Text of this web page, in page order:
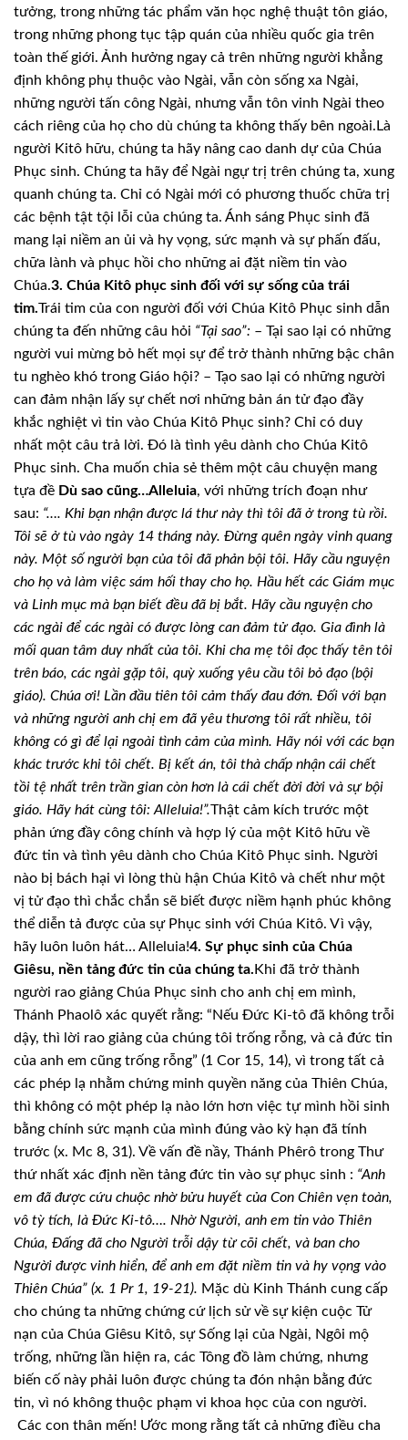
tưởng, trong những tác phẩm văn học nghệ thuật tôn giáo,
trong những phong tục tập quán của nhiều quốc gia trên
toàn thế giới. Ảnh hưởng ngay cả trên những người khẳng
định không phụ thuộc vào Ngài, vẫn còn sống xa Ngài,
những người tấn công Ngài, nhưng vẫn tôn vinh Ngài theo
cách riêng của họ cho dù chúng ta không thấy bên ngoài. Là
người Kitô hữu, chúng ta hãy nâng cao danh dự của Chúa
Phục sinh. Chúng ta hãy để Ngài ngự trị trên chúng ta, xung
quanh chúng ta. Chỉ có Ngài mới có phương thuốc chữa trị
các bệnh tật tội lỗi của chúng ta. Ánh sáng Phục sinh đã
mang lại niềm an ủi và hy vọng, sức mạnh và sự phấn đấu,
chữa lành và phục hồi cho những ai đặt niềm tin vào
Chúa.3. Chúa Kitô phục sinh đối với sự sống của trái
tim.Trái tim của con người đối với Chúa Kitô Phục sinh dẫn
chúng ta đến những câu hỏi “Tại sao”: – Tại sao lại có những
người vui mừng bỏ hết mọi sự để trở thành những bậc chân
tu nghèo khó trong Giáo hội? – Tạo sao lại có những người
can đảm nhận lấy sự chết nơi những bản án tử đạo đầy
khắc nghiệt vì tin vào Chúa Kitô Phục sinh? Chỉ có duy
nhất một câu trả lời. Đó là tình yêu dành cho Chúa Kitô
Phục sinh. Cha muốn chia sẻ thêm một câu chuyện mang
tựa đề Dù sao cũng…Alleluia, với những trích đoạn như
sau: “…. Khi bạn nhận được lá thư này thì tôi đã ở trong tù rồi.
Tôi sẽ ở tù vào ngày 14 tháng này. Đừng quên ngày vinh quang
này. Một số người bạn của tôi đã phản bội tôi. Hãy cầu nguyện
cho họ và làm việc sám hối thay cho họ. Hầu hết các Giám mục
và Linh mục mà bạn biết đều đã bị bắt. Hãy cầu nguyện cho
các ngài để các ngài có được lòng can đảm tử đạo. Gia đình là
mối quan tâm duy nhất của tôi. Khi cha mẹ tôi đọc thấy tên tôi
trên báo, các ngài gặp tôi, quỳ xuống yêu cầu tôi bỏ đạo (bội
giáo). Chúa ơi! Lần đầu tiên tôi cảm thấy đau đớn. Đối với bạn
và những người anh chị em đã yêu thương tôi rất nhiều, tôi
không có gì để lại ngoài tình cảm của mình. Hãy nói với các bạn
khác trước khi tôi chết. Bị kết án, tôi thà chấp nhận cái chết
tồi tệ nhất trên trần gian còn hơn là cái chết đời đời và sự bội
giáo. Hãy hát cùng tôi: Alleluia!”.Thật cảm kích trước một
phản ứng đầy công chính và hợp lý của một Kitô hữu về
đức tin và tình yêu dành cho Chúa Kitô Phục sinh. Người
nào bị bách hại vì lòng thù hận Chúa Kitô và chết như một
vị tử đạo thì chắc chắn sẽ biết được niềm hạnh phúc không
thể diễn tả được của sự Phục sinh với Chúa Kitô. Vì vậy,
hãy luôn luôn hát… Alleluia!4. Sự phục sinh của Chúa
Giêsu, nền tảng đức tin của chúng ta. Khi đã trở thành
người rao giảng Chúa Phục sinh cho anh chị em mình,
Thánh Phaolô xác quyết rằng: “Nếu Đức Ki-tô đã không trỗi
dậy, thì lời rao giảng của chúng tôi trống rỗng, và cả đức tin
của anh em cũng trống rỗng” (1 Cor 15, 14), vì trong tất cả
các phép lạ nhằm chứng minh quyền năng của Thiên Chúa,
thì không có một phép lạ nào lớn hơn việc tự mình hồi sinh
bằng chính sức mạnh của mình đúng vào kỳ hạn đã tính
trước (x. Mc 8, 31). Về vấn đề nầy, Thánh Phêrô trong Thư
thứ nhất xác định nền tảng đức tin vào sự phục sinh : “Anh
em đã được cứu chuộc nhờ bửu huyết của Con Chiên vẹn toàn,
vô tỳ tích, là Đức Ki-tô…. Nhờ Người, anh em tin vào Thiên
Chúa, Đấng đã cho Người trỗi dậy từ cõi chết, và ban cho
Người được vinh hiển, để anh em đặt niềm tin và hy vọng vào
Thiên Chúa” (x. 1 Pr 1, 19-21). Mặc dù Kinh Thánh cung cấp
cho chúng ta những chứng cứ lịch sử về sự kiện cuộc Tử
nạn của Chúa Giêsu Kitô, sự Sống lại của Ngài, Ngôi mộ
trống, những lần hiện ra, các Tông đồ làm chứng, nhưng
biến cố này phải luôn được chúng ta đón nhận bằng đức
tin, vì nó không thuộc phạm vi khoa học của con người.
Các con thân mến! Ước mong rằng tất cả những điều cha